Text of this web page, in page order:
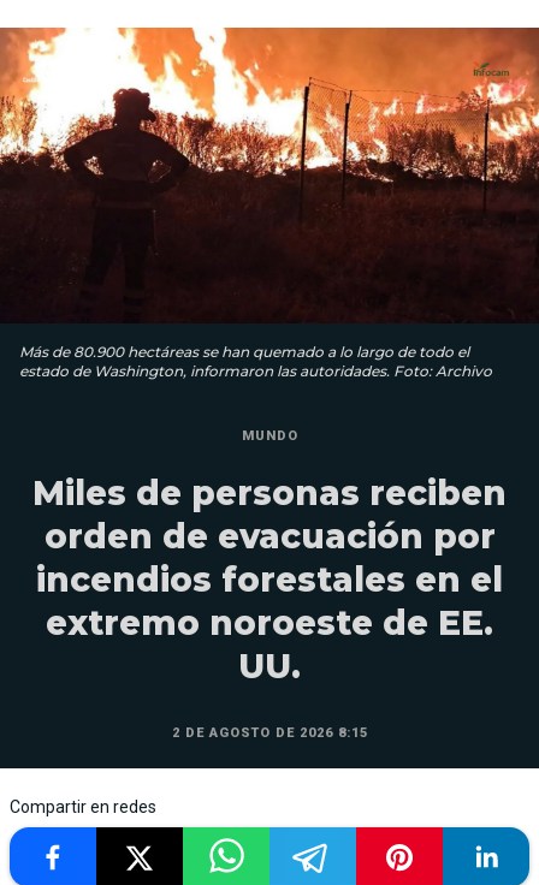
Más de 80.900 hectáreas se han quemado a lo largo de todo el
estado de Washington, informaron las autoridades. Foto: Archivo
MUNDO
Miles de personas reciben
orden de evacuación por
incendios forestales en el
extremo noroeste de EE.
UU.
2 DE AGOSTO DE 2026 8:15
Compartir en redes